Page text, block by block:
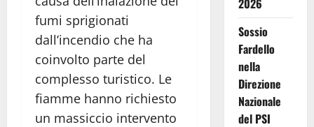
fumi sprigionati
dall’incendio che ha
coinvolto parte del
complesso turistico. Le
fiamme hanno richiesto
un massiccio intervento
2026
Sossio
Fardello
nella
Direzione
Nazionale
del PSI